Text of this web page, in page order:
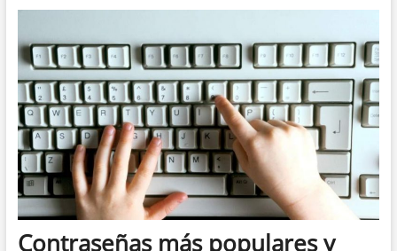
Contraseñas más populares y